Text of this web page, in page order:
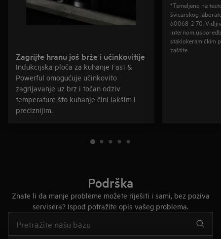
Zagrijte hranu još brže i učinkovitije
Indukcijska ploča za kuhanje Fast &
Powerful omogućuje učinkovito
zagrijavanje uz brz i točan odziv
temperature što kuhanje čini lakšim i
preciznijim.
*Temeljeno na
švicarskog
60068-2-70.
internom
staklokeramičkim
zaštite.
Podrška
Znate li da manje probleme možete riješiti i sami, bez poziva
servisera? Ispod potražite opis vašeg problema.